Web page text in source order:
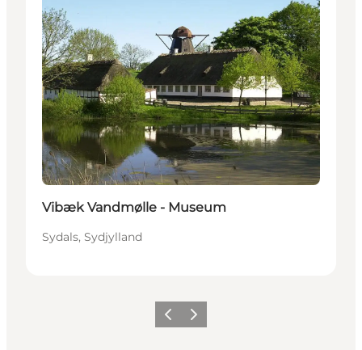
Vibæk Vandmølle - Museum
Sydals, Sydjylland
ForrigeNæste